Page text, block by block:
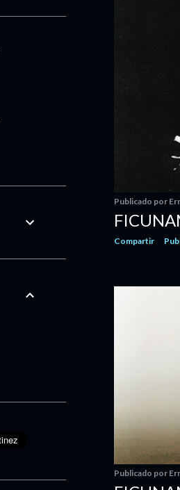
Publicado por
Compartir
Publicado por